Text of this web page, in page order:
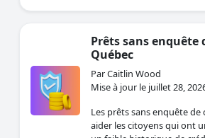
Prêts sans enquête
Québec
Par Caitlin Wood
Mise à jour le juillet 28,
Les prêts sans enquête
aider les citoyens qui ont